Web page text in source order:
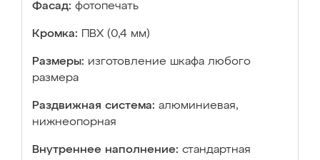
Фасад: фотопечать
Кромка: ПВХ (0,4 мм)
Размеры: изготовление шкафа любого
размера
Раздвижная система: алюминиевая,
нижнеопорная
Внутреннее наполнение: стандартная